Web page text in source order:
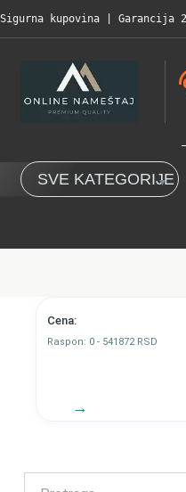
Sigurna kupovina | Garancija
SVE KATEGORIJE
Cena:
Raspon: 0 - 541872RSD